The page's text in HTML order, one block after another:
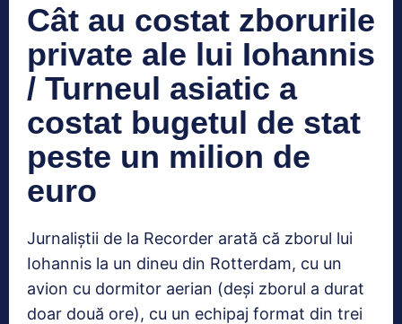
Cât au costat zborurile
private ale lui Iohannis
/ Turneul asiatic a
costat bugetul de stat
peste un milion de
euro
Jurnaliștii de la Recorder arată că zborul lui
Iohannis la un dineu din Rotterdam, cu un
avion cu dormitor aerian (deși zborul a durat
doar două ore), cu un echipaj format din trei